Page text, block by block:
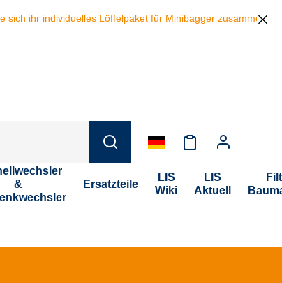
Löffelpaket für Minibagger zusammen und sparen
&
Ersatzteile
LIS
Wiki
LIS
Aktuell